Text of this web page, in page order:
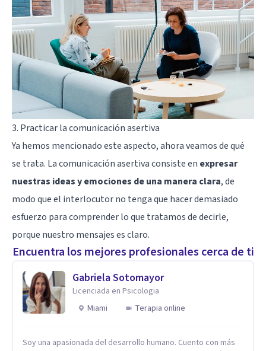
3. Practicar la comunicación asertiva
Ya hemos mencionado este aspecto, ahora veamos de qué
se trata. La comunicación asertiva consiste en expresar
nuestras ideas y emociones de una manera clara, de
modo que el interlocutor no tenga que hacer demasiado
esfuerzo para comprender lo que tratamos de decirle,
porque nuestro mensajes es claro.
Encuentra los mejores profesionales cerca de ti
Gabriela Sotomayor
Licenciada en Psicologia
Miami
Terapia online
Soy una apasionada del desarrollo humano. Cuento con más